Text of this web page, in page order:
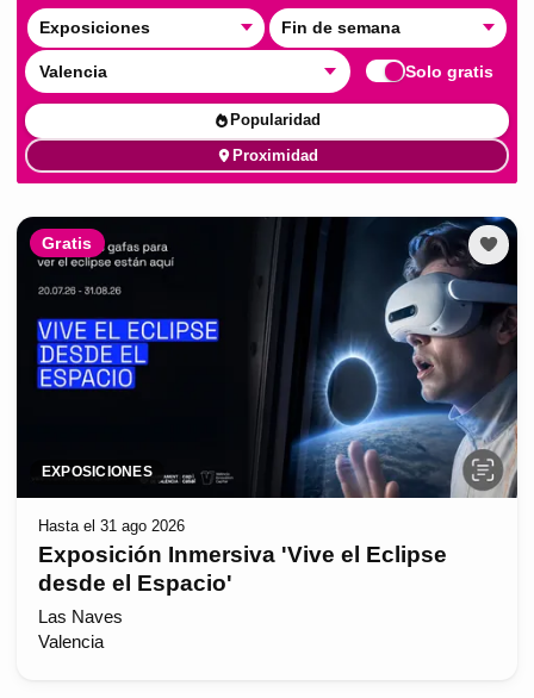
Exposiciones Fin de semana
Valencia Solo gratis
Popularidad
Proximidad
Gratis
EXPOSICIONES
Hasta el 31 ago 2026
Exposición Inmersiva 'Vive el Eclipse
desde el Espacio'
Las Naves
Valencia